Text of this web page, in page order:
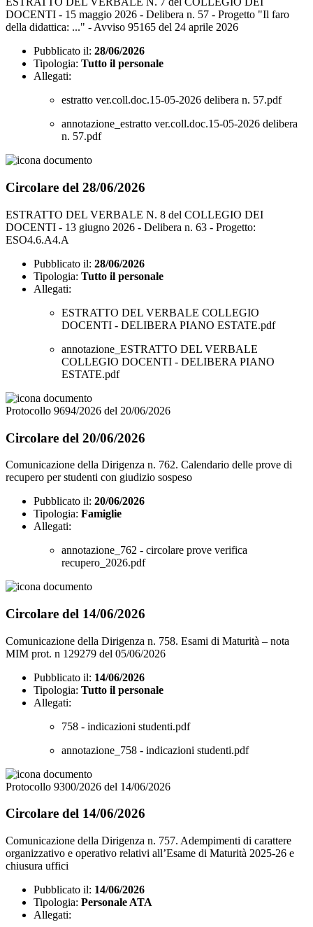
DOCENTI - 15 maggio 2026 - Delibera n. 57 - Progetto "Il faro
della didattica: ..." - Avviso 95165 del 24 aprile 2026
Pubblicato il: 28/06/2026
Tipologia: Tutto il personale
Allegati:
estratto ver.coll.doc.15-05-2026 delibera n. 57.pdf
annotazione_estratto ver.coll.doc.15-05-2026 delibera
n. 57.pdf
Circolare del 28/06/2026
ESTRATTO DEL VERBALE N. 8 del COLLEGIO DEI
DOCENTI - 13 giugno 2026 - Delibera n. 63 - Progetto:
ESO4.6.A4.A
Pubblicato il: 28/06/2026
Tipologia: Tutto il personale
Allegati:
ESTRATTO DEL VERBALE COLLEGIO
DOCENTI - DELIBERA PIANO ESTATE.pdf
annotazione_ESTRATTO DEL VERBALE
COLLEGIO DOCENTI - DELIBERA PIANO
ESTATE.pdf
Protocollo 9694/2026 del 20/06/2026
Circolare del 20/06/2026
Comunicazione della Dirigenza n. 762. Calendario delle prove di
recupero per studenti con giudizio sospeso
Pubblicato il: 20/06/2026
Tipologia: Famiglie
Allegati:
annotazione_762 - circolare prove verifica
recupero_2026.pdf
Circolare del 14/06/2026
Comunicazione della Dirigenza n. 758. Esami di Maturità – nota
MIM prot. n 129279 del 05/06/2026
Pubblicato il: 14/06/2026
Tipologia: Tutto il personale
Allegati:
758 - indicazioni studenti.pdf
annotazione_758 - indicazioni studenti.pdf
Protocollo 9300/2026 del 14/06/2026
Circolare del 14/06/2026
Comunicazione della Dirigenza n. 757. Adempimenti di carattere
organizzativo e operativo relativi all’Esame di Maturità 2025-26 e
chiusura uffici
Pubblicato il: 14/06/2026
Tipologia: Personale ATA
Allegati: